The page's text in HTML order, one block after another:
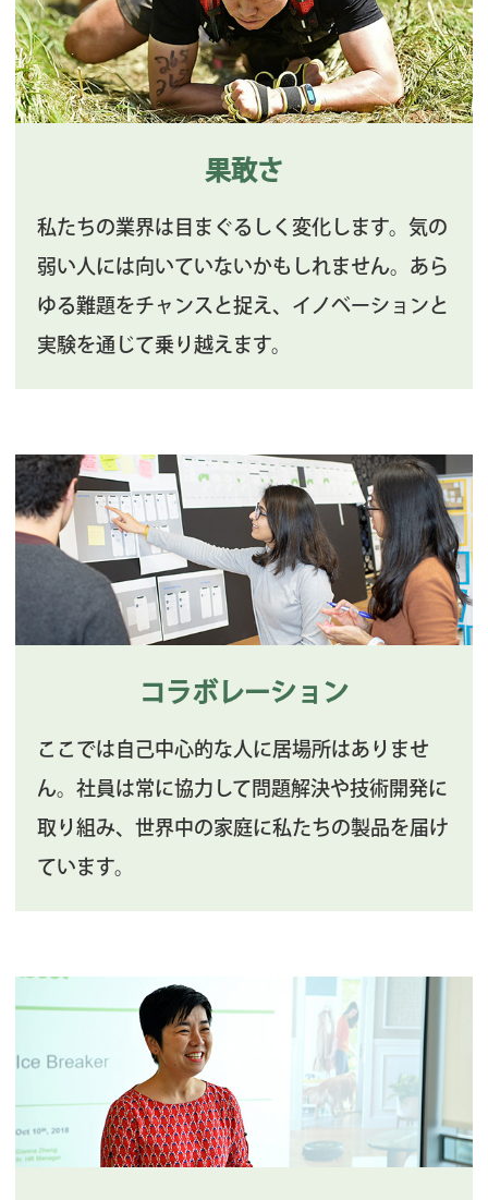
果敢さ
私たちの業界は目まぐるしく変化します。気の
弱い人には向いていないかもしれません。あら
ゆる難題をチャンスと捉え、イノベーションと
実験を通じて乗り越えます。
コラボレーション
ここでは自己中心的な人に居場所はありませ
ん。社員は常に協力して問題解決や技術開発に
取り組み、 世界中の家庭に私たちの製品を届け
ています。